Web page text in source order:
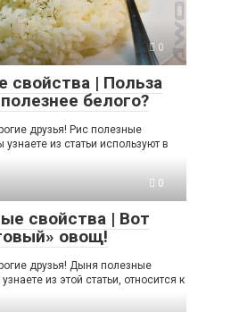
0
свойства | Польза
белого?
друзья! Рис полезные
узнаете из статьи используют в
0
свойства | Вот
овощ!
друзья! Дыня полезные
из этой статьи, относится к